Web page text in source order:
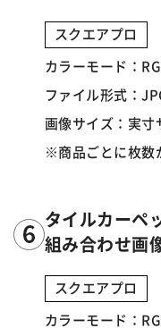
スクエアプロ
カラーモード：
ファイル形式：
画像サイズ：実寸
※商品ごとに枚数
タイルカーペ
組み合わせ画
スクエアプロ
カラーモード：